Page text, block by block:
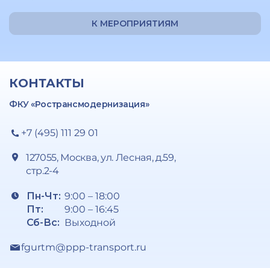
К МЕРОПРИЯТИЯМ
КОНТАКТЫ
ФКУ «Ространсмодернизация»
+7 (495) 111 29 01
127055, Москва, ул. Лесная, д.59,
стр.2-4
Пн-Чт:
Пт:
Сб-Вс:
9:00 – 18:00
9:00 – 16:45
Выходной
fgurtm@ppp-transport.ru